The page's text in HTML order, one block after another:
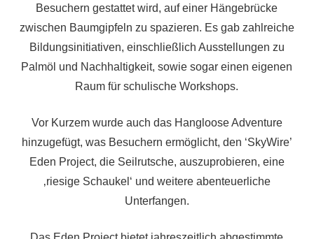
Besuchern gestattet wird, auf einer Hängebrücke
zwischen Baumgipfeln zu spazieren. Es gab zahlreiche
Bildungsinitiativen, einschließlich Ausstellungen zu
Palmöl und Nachhaltigkeit, sowie sogar einen eigenen
Raum für schulische Workshops.
Vor Kurzem wurde auch das Hangloose Adventure
hinzugefügt, was Besuchern ermöglicht, den ‘SkyWire’
Eden Project, die Seilrutsche, auszuprobieren, eine
‚riesige Schaukel‘ und weitere abenteuerliche
Unterfangen.